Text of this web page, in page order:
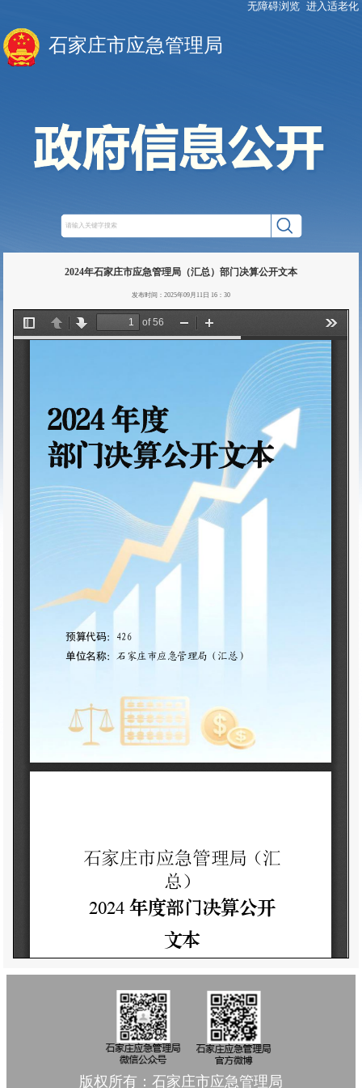
无障碍浏览 进入适老化
石家庄市应急管理局
2024年石家庄市应急管理局（汇总）部门决算公开文本
发布时间：2025年09月11日 16：30